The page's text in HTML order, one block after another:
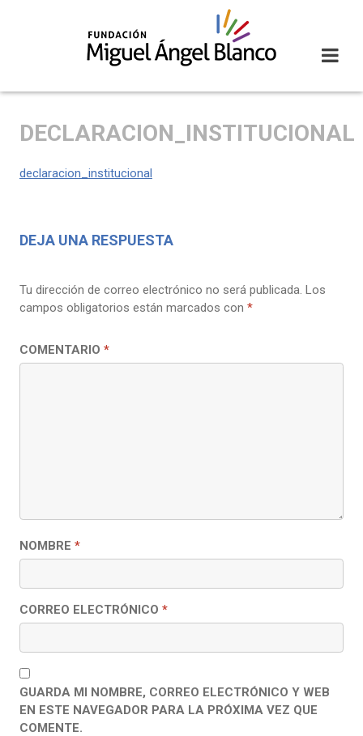
DECLARACION_INSTITUCIONAL
declaracion_institucional
DEJA UNA RESPUESTA
Tu dirección de correo electrónico no será publicada. Los
campos obligatorios están marcados con *
COMENTARIO *
NOMBRE *
CORREO ELECTRÓNICO *
GUARDA MI NOMBRE, CORREO ELECTRÓNICO Y WEB
EN ESTE NAVEGADOR PARA LA PRÓXIMA VEZ QUE
COMENTE.